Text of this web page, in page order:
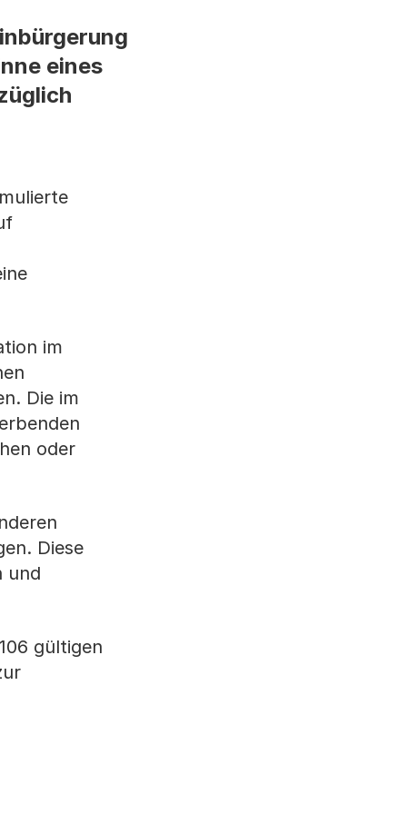
eines
im
Die im
oder
Diese
und
gültigen